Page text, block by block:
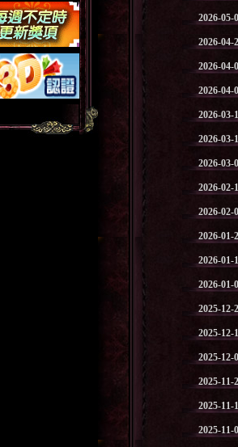
2026-05-
2026-04-
2026-04-
2026-04-
2026-03-
2026-03-
2026-03-
2026-02-
2026-02-
2026-01-
2026-01-
2026-01-
2025-12-
2025-12-
2025-12-
2025-11-
2025-11-
2025-11-